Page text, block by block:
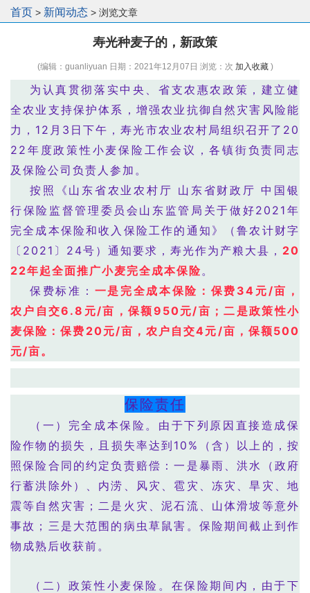
首页 > 新闻动态 > 浏览文章
寿光种麦子的，新政策
(编辑：guanliyuan 日期：2021年12月07日 浏览： 次 加入收藏)
为认真贯彻落实中央、省支农惠农政策，建立健
全农业支持保护体系，增强农业抗御自然灾害风险能
力，12月3日下午，寿光市农业农村局组织召开了20
22年度政策性小麦保险工作会议，各镇街负责同志
及保险公司负责人参加。
按照《山东省农业农村厅 山东省财政厅 中国银
行保险监督管理委员会山东监管局关于做好2021年
完全成本保险和收入保险工作的通知》（鲁农计财字
〔2021〕24号）通知要求，寿光作为产粮大县， 20
22年起全面推广小麦完全成本保险。
保费标准： 一是完全成本保险：保费34元/亩，
农户自交6.8元/亩，保额950元/亩；二是政策性小
麦保险：保费20元/亩，农户自交4元/亩，保额500
元/亩。
保险责任
（一）完全成本保险。由于下列原因直接造成保
险作物的损失，且损失率达到10%（含）以上的，按
照保险合同的约定负责赔偿：一是暴雨、洪水（政府
行蓄洪除外）、内涝、风灾、雹灾、冻灾、旱灾、地
震等自然灾害；二是火灾、泥石流、山体滑坡等意外
事故；三是大范围的病虫草鼠害。保险期间截止到作
物成熟后收获前。
（二）政策性小麦保险。在保险期间内，由于下